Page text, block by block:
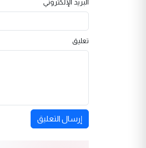
البريد الإلكتروني
تعليق
إرسال التعليق